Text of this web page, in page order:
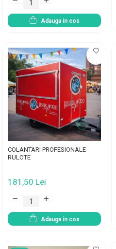
Adauga in cos
COLANTARI PROFESIONALE
RULOTE
181,50 Lei
Adauga in cos